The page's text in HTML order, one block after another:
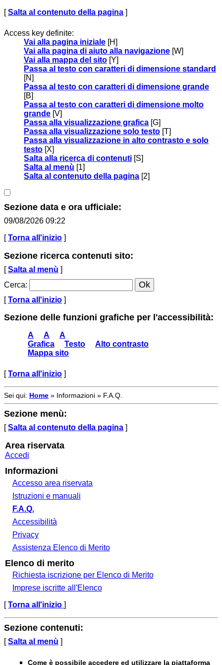
[Salta al contenuto della pagina ]
Access key definite:
Vai alla pagina iniziale [H]
Vai alla pagina di aiuto alla navigazione [W]
Vai alla mappa del sito [Y]
Passa al testo con caratteri di dimensione standard
[N]
Passa al testo con caratteri di dimensione grande
[B]
Passa al testo con caratteri di dimensione molto
grande [V]
Passa alla visualizzazione grafica [G]
Passa alla visualizzazione solo testo [T]
Passa alla visualizzazione in alto contrasto e solo
testo [X]
Salta alla ricerca di contenuti [S]
Salta al menù [1]
Salta al contenuto della pagina [2]
Sezione data e ora ufficiale:
09/08/2026 09:22
[Torna all'inizio ]
Sezione ricerca contenuti sito:
[Salta al menù ]
Cerca:
[Torna all'inizio ]
Sezione delle funzioni grafiche per l'accessibilità:
A A
A
Grafica
Testo
Alto contrasto
Mappa sito
[Torna all'inizio ]
Sei qui: Home » Informazioni » F.A.Q.
Sezione menù:
[Salta al contenuto della pagina ]
Area riservata
Accedi
Informazioni
Accesso area riservata
Istruzioni e manuali
F.A.Q.
Accessibilità
Privacy
Assistenza Elenco di Merito
Elenco di merito
Richiesta iscrizione per Elenco di Merito
Imprese iscritte all'Elenco
[Torna all'inizio ]
Sezione contenuti:
[Salta al menù ]
Come è possibile accedere ed utilizzare la piattaforma